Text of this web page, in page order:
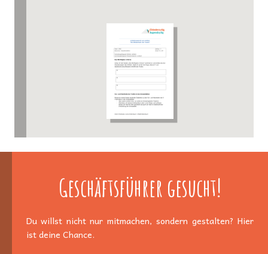
Geschäftsführer gesucht!
Du willst nicht nur mitmachen, sondern gestalten? Hier
ist deine Chance.